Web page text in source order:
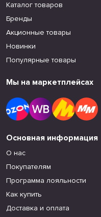
Каталог товаров
Бренды
Акционные товары
Новинки
Популярные товары
Мы на маркетплейсах
Основная информация
О нас
Покупателям
Программа лояльности
Как купить
Доставка и оплата